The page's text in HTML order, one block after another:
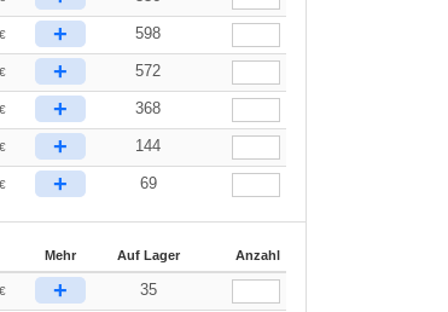
€ + 598
€ + 572
€ + 368
€ + 144
€ + 69
Mehr Auf Lager Anzahl
€ + 35